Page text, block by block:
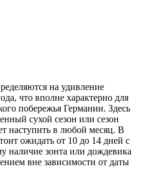
на удивление
что вполне характерно для
побережья Германии. Здесь
сухой сезон или сезон
наступить в любой месяц. В
ожидать от 10 до 14 дней с
наличие зонта или дождевика
вне зависимости от даты